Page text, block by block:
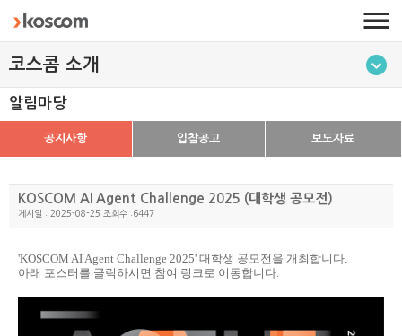
코스콤 소개
알림마당
공지사항 입찰공고 보도자료
KOSCOM AI Agent Challenge 2025 (대학생 공모전)
게시일 : 2025-08-25 조회수 :6447
'KOSCOM AI Agent Challenge 2025' 대학생 공모전을 개최합니다.
아래 포스터를 클릭하시면 참여 링크로 이동합니다.